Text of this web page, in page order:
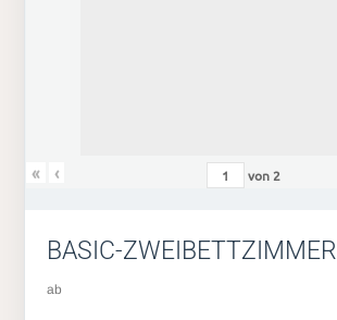
« ‹ von 2
BASIC-ZWEIBETTZIMMER
ab